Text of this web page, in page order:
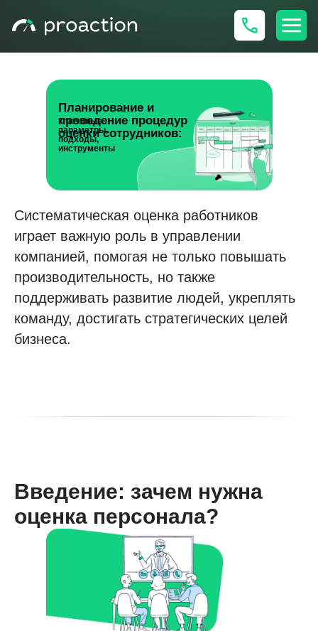
Планирование и
проведение процедур
оценки сотрудников:
ключевые
параметры,
подходы,
инструменты
Систематическая оценка работников
играет важную роль в управлении
компанией, помогая не только повышать
производительность, но также
поддерживать развитие людей, укреплять
команду, достигать стратегических целей
бизнеса.
Введение: зачем нужна
оценка персонала?